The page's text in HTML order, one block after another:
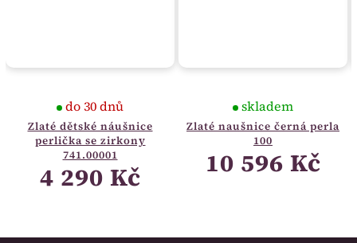
Zlaté dětské náušnice
perlička se zirkony
741.00001
do 30 dnů
4 290 Kč
Zlaté naušnice černá perla
100
skladem
10 596 Kč